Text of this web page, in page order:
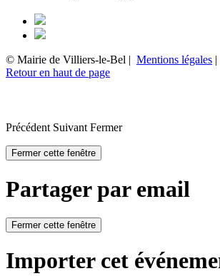
© Mairie de Villiers-le-Bel | Mentions légales |
Retour en haut de page
Précédent Suivant Fermer
Fermer cette fenêtre
Partager par email
Fermer cette fenêtre
Importer cet